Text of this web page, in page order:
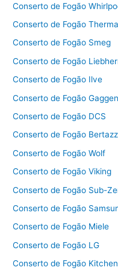
Conserto de Fogão
Conserto de Fogão
Conserto de Fogão Smeg
Conserto de Fogão
Conserto de Fogão Ilve
Conserto de Fogão
Conserto de Fogão DCS
Conserto de Fogão
Conserto de Fogão Wolf
Conserto de Fogão Viking
Conserto de Fogão Sub-
Conserto de Fogão
Conserto de Fogão Miele
Conserto de Fogão LG
Conserto de Fogão